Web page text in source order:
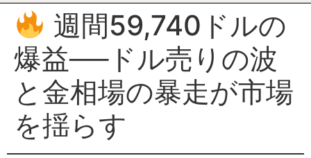
週間59,740ドルの
爆益──ドル売りの波
と金相場の暴走が市場
を揺らす